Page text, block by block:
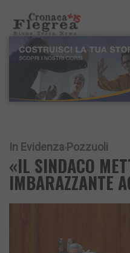
In Evidenza Pozzuoli
«IL SINDACO
IMBARAZZANTE